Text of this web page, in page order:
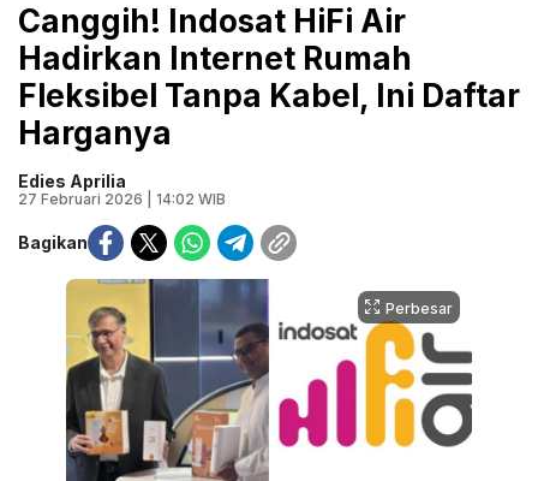
Canggih! Indosat HiFi Air
Hadirkan Internet Rumah
Fleksibel Tanpa Kabel, Ini Daftar
Harganya
Edies Aprilia
27 Februari 2026 | 14:02 WIB
Bagikan
Perbesar